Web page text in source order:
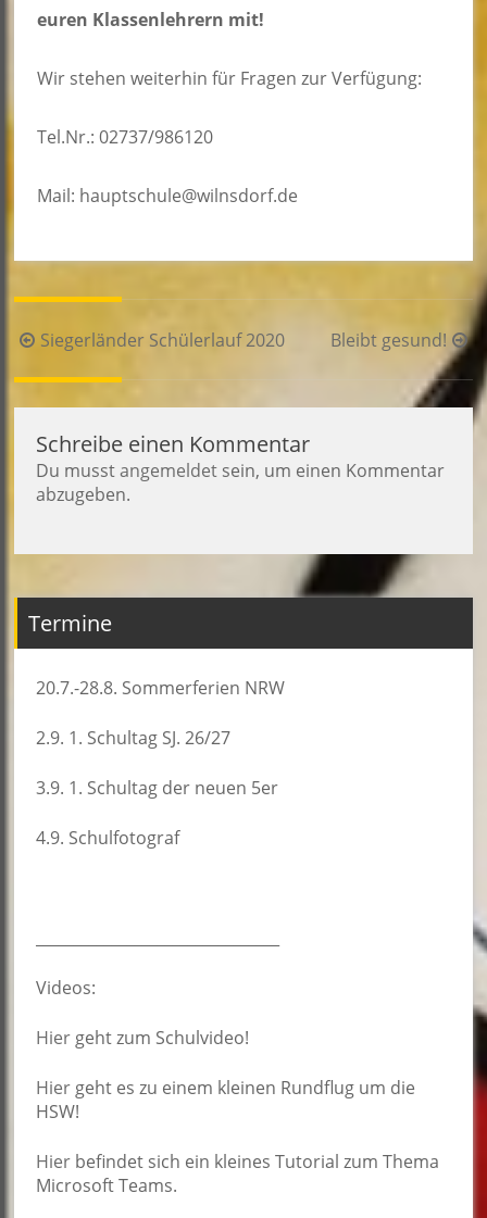
euren Klassenlehrern mit!
Wir stehen weiterhin für Fragen zur Verfügung:
Tel.Nr.: 02737/986120
Mail: hauptschule@wilnsdorf.de
Beitragsnavigation
Siegerländer Schülerlauf 2020 Bleibt gesund!
Schreibe einen Kommentar
Du musstangemeldet sein, um einen Kommentar
abzugeben.
Termine
20.7.-28.8. Sommerferien NRW
2.9. 1. Schultag SJ. 26/27
3.9. 1. Schultag der neuen 5er
4.9. Schulfotograf
Videos:
Hier geht zum Schulvideo!
Hier geht es zu einem kleinen Rundflug um die
HSW!
Hier befindet sich ein kleines Tutorial zum Thema
Microsoft Teams.